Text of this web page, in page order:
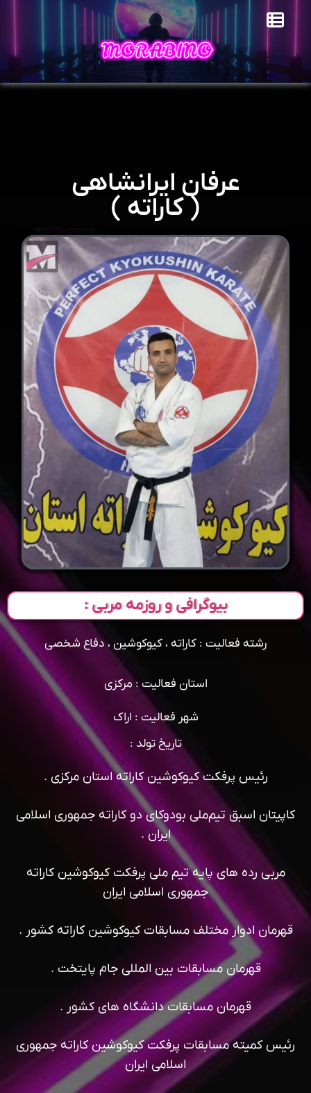
عرفان ایرانشاهی
( کاراته )
بیوگرافی و روزمه مربی :
رشته فعالیت : کاراته ، کیوکوشین ، دفاع شخصی
استان فعالیت : مرکزی
شهر فعالیت : اراک
تاریخ تولد :
رئیس پرفکت کیوکوشین کاراته استان مرکزی .
کاپیتان اسبق تیم‌ملی بودوکای دو کاراته جمهوری اسلامی
ایران .
مربی رده های پایه تیم ملی پرفکت کیوکوشین کاراته
جمهوری اسلامی ایران
قهرمان ادوار مختلف مسابقات کیوکوشین کاراته کشور .
قهرمان مسابقات بین المللی جام پایتخت .
قهرمان مسابقات دانشگاه های کشور .
رئیس کمیته مسابقات پرفکت کیوکوشین کاراته جمهوری
اسلامی ایران